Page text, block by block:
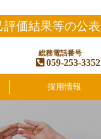
総務電話番号
059-253-3352
評価結果等の公表
採用情報